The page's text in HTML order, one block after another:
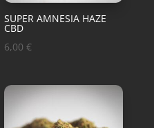
SUPER AMNESIA HAZE
CBD
6,00€